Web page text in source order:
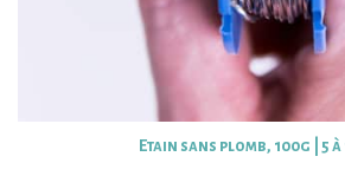
Etain sans plomb, 100g | 5